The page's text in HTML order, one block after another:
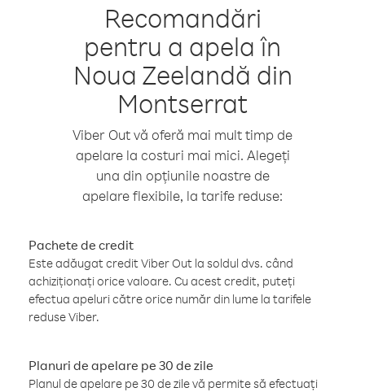
Recomandări
pentru a apela în
Noua Zeelandă din
Montserrat
Viber Out vă oferă mai mult timp de
apelare la costuri mai mici. Alegeți
una din opțiunile noastre de
apelare flexibile, la tarife reduse:
Pachete de credit
Este adăugat credit Viber Out la soldul dvs. când
achiziționați orice valoare. Cu acest credit, puteți
efectua apeluri către orice număr din lume la tarifele
reduse Viber.
Planuri de apelare pe 30 de zile
Planul de apelare pe 30 de zile vă permite să efectuați